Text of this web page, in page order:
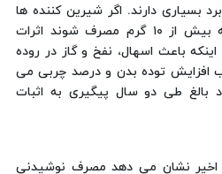
بسیاری دارند. اگر شیرین کننده ها
مثل این قندهای الکلی روزانه بیش از ۱۰ گرم مصرف شوند اثرات
باعث اسهال، نفخ و گاز در روده
افزایش توده بدن و درصد چربی می
بالغ طی دو سال پیگیری به اثبات
اخیر نشان می دهد مصرف نوشیدنی